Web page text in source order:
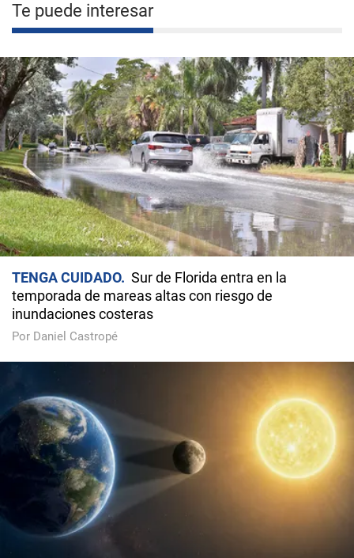
Te puede interesar
TENGA CUIDADO
Sur de Florida entra en la
temporada de mareas altas con riesgo de
inundaciones costeras
Por Daniel Castropé